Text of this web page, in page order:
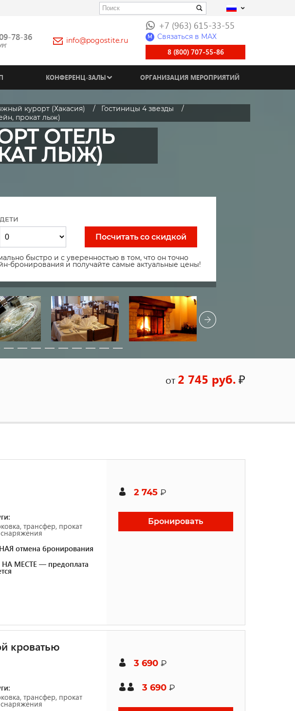
78-36 info@pogostite.ru
+7 (963) 615-33-55
M Связаться в МАХ
8 (800) 707-55-86
КОНФЕРЕНЦ-ЗАЛЫ ОРГАНИЗАЦИЯ МЕРОПРИЯТИЙ
курорт (Хакасия)
Гостиницы 4 звезды
прокат лыж)
ОТЕЛЬ
ЛЫЖ)
ДЕТИ
Посчитать со скидкой
быстро и с уверенностью в том, что он точно
бронирования и получайте самые актуальные цены!
от 2 745 руб.₽
трансфер, прокат
отмена бронирования
МЕСТЕ — предоплата
2 745 ₽
Бронировать
кроватью
трансфер, прокат
3 690 ₽
3 690 ₽